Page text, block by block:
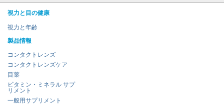
視力と目の健康
視力と年齢
製品情報
コンタクトレンズ
コンタクトレンズケア
目薬
ビタミン・ミネラル サプ
リメント
一般用サプリメント